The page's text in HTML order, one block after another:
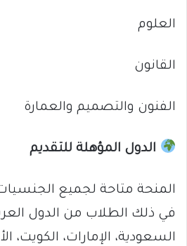
العلوم
القانون
الفنون والتصميم والعمارة
الدول المؤهلة للتقديم
المنحة متاحة لجميع
في ذلك الطلاب من الدول
السعودية، الإمارات، الكويت،